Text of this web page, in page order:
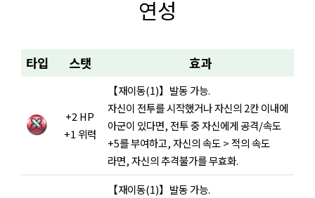
연성
타입 스탯 효과
+2 HP
+1 위력
【재이동(1)】발동 가능.
자신이 전투를 시작했거나 자신의 2칸 이내에
아군이 있다면, 전투 중 자신에게 공격/속도
+5를 부여하고, 자신의 속도 > 적의 속도
라면, 자신의 추격불가를 무효화.
【재이동(1)】발동 가능.